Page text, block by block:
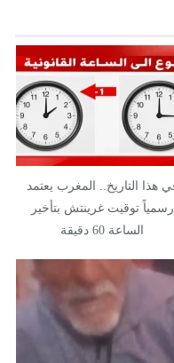
هذا التاريخ.. المغرب يعتمد
رسمياً توقيت غرينتش بتأخير
الساعة 60 دقيقة